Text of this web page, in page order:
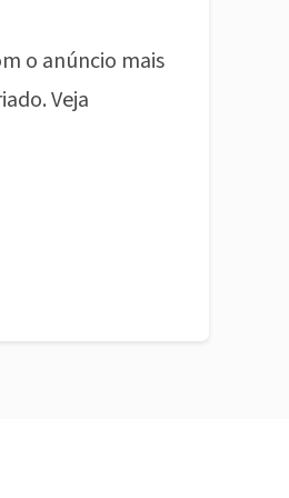
o anúncio mais
Veja